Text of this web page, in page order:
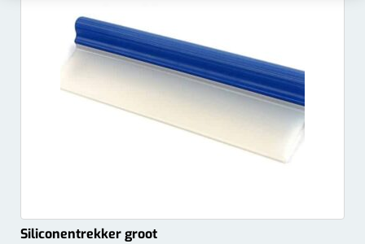
Siliconentrekker groot